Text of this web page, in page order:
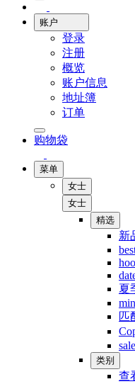
账户
登录
注册
概览
账户信息
地址簿
订单
购物袋
菜单
女士
女士
精选
新
夏
匹
sale
类别
查